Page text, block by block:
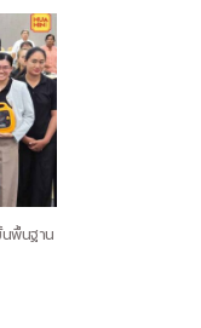
พื้นฐาน